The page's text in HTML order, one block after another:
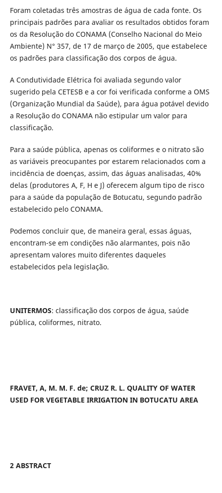
Foram coletadas três amostras de água de cada fonte. Os
principais padrões para avaliar os resultados obtidos foram
os da Resolução do CONAMA (Conselho Nacional do Meio
Ambiente) N° 357, de 17 de março de 2005, que estabelece
os padrões para classificação dos corpos de água.
A Condutividade Elétrica foi avaliada segundo valor
sugerido pela CETESB e a cor foi verificada conforme a OMS
(Organização Mundial da Saúde), para água potável devido
a Resolução do CONAMA não estipular um valor para
classificação.
Para a saúde pública, apenas os coliformes e o nitrato são
as variáveis preocupantes por estarem relacionados com a
incidência de doenças, assim, das águas analisadas, 40%
delas (produtores A, F, H e J) oferecem algum tipo de risco
para a saúde da população de Botucatu, segundo padrão
estabelecido pelo CONAMA.
Podemos concluir que, de maneira geral, essas águas,
encontram-se em condições não alarmantes, pois não
apresentam valores muito diferentes daqueles
estabelecidos pela legislação.
UNITERMOS: classificação dos corpos de água, saúde
pública, coliformes, nitrato.
FRAVET, A, M. M. F. de; CRUZ R. L. QUALITY OF WATER
USED FOR VEGETABLE IRRIGATION IN BOTUCATU AREA
2 ABSTRACT